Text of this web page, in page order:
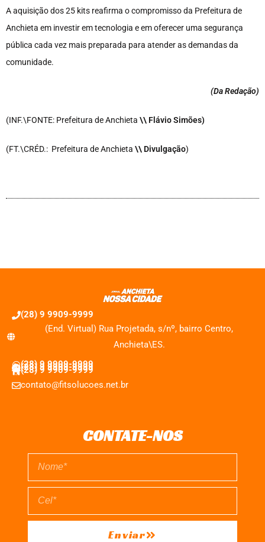
A aquisição dos 25 kits reafirma o compromisso da Prefeitura de
Anchieta em investir em tecnologia e em oferecer uma segurança
pública cada vez mais preparada para atender as demandas da
comunidade.
(Da Redação)
(INF.\FONTE: Prefeitura de Anchieta \\ Flávio Simões)
(FT.\CRÉD.: Prefeitura de Anchieta \\ Divulgação)
(28) 9 9909-9999
(End. Virtual) Rua Projetada, s/nº, bairro Centro,
Anchieta\ES.
(28) 9 9909-9999
(28) 9 9909-9999
(28) 9 9909-9999
contato@fitsolucoes.net.br
CONTATE-NOS
Enviar